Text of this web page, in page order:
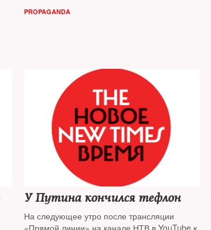
«телемоста» в минувшую пятницу «Россия
PROPAGANDA
У Путина кончился тефлон
На следующее утро после трансляции
«Прямой линии» на канале НТВ в YouTube к